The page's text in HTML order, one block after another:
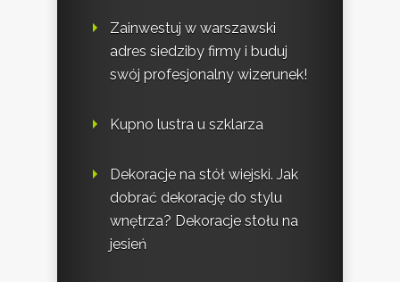
Zainwestuj w warszawski
adres siedziby firmy i buduj
swój profesjonalny wizerunek!
Kupno lustra u szklarza
Dekoracje na stół wiejski. Jak
dobrać dekorację do stylu
wnętrza? Dekoracje stołu na
jesień